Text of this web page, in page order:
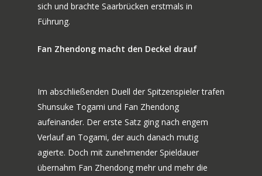
sich und brachte Saarbrücken erstmals in
Führung.
Fan Zhendong macht den Deckel drauf
Im abschließenden Duell der Spitzenspieler trafen
Shunsuke Togami und Fan Zhendong
aufeinander. Der erste Satz ging nach engem
Verlauf an Togami, der auch danach mutig
agierte. Doch mit zunehmender Spieldauer
übernahm Fan Zhendong mehr und mehr die
JOBS